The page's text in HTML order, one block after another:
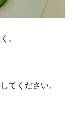
。
てください。